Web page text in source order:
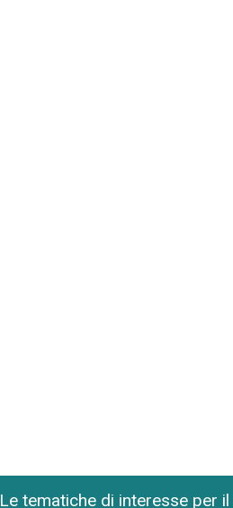
Le tematiche di interesse per